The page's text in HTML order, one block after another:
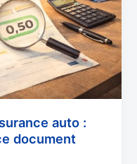
auto :
document